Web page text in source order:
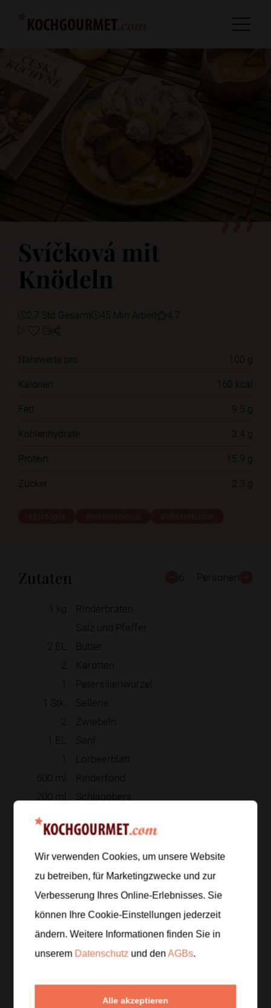
Svíčková mit
Knödeln
2,7 Std Gesamt 45 Min Arbeit 4.7
Nährwerte pro
100 g
Kalorien
160 kcal
Fett
9.5 g
Kohlenhydrate
3.4 g
Protein
15.9 g
Zucker
2.3 g
Zutaten 6 Personen
1 kg
Rinderbraten
Salz und Pfeffer
2 EL
Butter
2
Karotten
1
Petersilienwurzel
1 Stk.
Sellerie
2
Zwiebeln
1 EL
Senf
1
Lorbeerblatt
500 ml
Rinderfond
200 ml
Schlagobers
Zur Einkaufsliste hinzufügen
Zubereitung
Schritt 1/4
rundum anbraten. Herausnehmen und das klein
geschnittene Wurzelgemüse im selben Topf
Wir verwenden Cookies, um unsere Website
zu betreiben, für Marketingzwecke und zur
Verbesserung Ihres Online-Erlebnisses. Sie
können Ihre Cookie-Einstellungen jederzeit
ändern. Weitere Informationen finden Sie in
unserem Datenschutz und denAGBs.
Alle akzeptieren